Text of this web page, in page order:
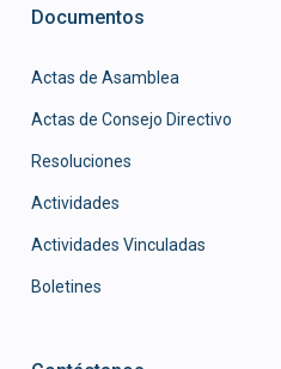
Documentos
Actas de Asamblea
Actas de Consejo Directivo
Resoluciones
Actividades
Actividades Vinculadas
Boletines